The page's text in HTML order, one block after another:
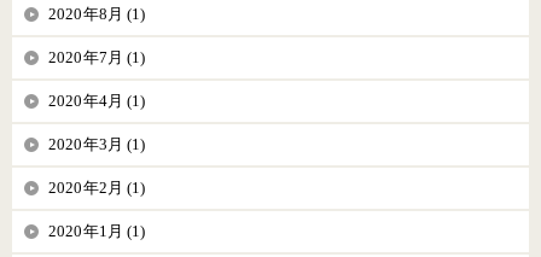
2020年8月 (1)
2020年7月 (1)
2020年4月 (1)
2020年3月 (1)
2020年2月 (1)
2020年1月 (1)